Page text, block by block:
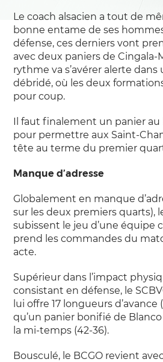
Le coach alsacien a tout de
bonne entame de ses
défense, ces derniers vont
avec deux paniers de Cingala-
rythme va s’avérer alerte
débridé, où les deux
pour coup.
Il faut finalement un panier au
pour permettre aux Saint-
tête au terme du premier quart
Manque d’adresse
Globalement en manque
sur les deux premiers quarts),
subissent le jeu d’une équipe
prend les commandes du
acte.
Supérieur dans l’impact
consistant en défense, le
lui offre 17 longueurs d’avance
qu’un panier bonifié de
la mi-temps (42-36).
Bousculé, le BCGO revient